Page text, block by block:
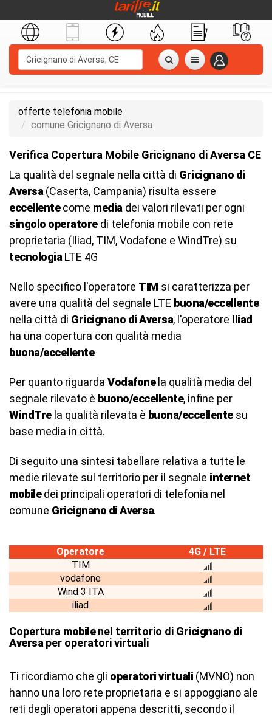
offerte telefonia mobile
comune Gricignano di Aversa
Verifica Copertura Mobile Gricignano di Aversa CE
La qualità del segnale nella città di Gricignano di
Aversa (Caserta, Campania) risulta essere
eccellentecome media dei valori rilevati per ogni
singolo operatoredi telefonia mobile con rete
proprietaria (Iliad, TIM, Vodafone e WindTre) su
tecnologia LTE 4G
Nello specifico l'operatore TIM si caratterizza per
avere una qualità del segnale LTE buona/eccellente
nella città di Gricignano di Aversa, l'operatore Iliad
ha una copertura con qualità media
buona/eccellente
Per quanto riguarda Vodafonela qualità media del
segnale rilevato è buono/eccellente, infine per
WindTrela qualità rilevata è buona/eccellentesu
base media in città.
Di seguito una sintesi tabellare relativa a tutte le
medie rilevate sul territorio per il segnale internet
mobiledei principali operatori di telefonia nel
comune Gricignano di Aversa.
Operatore
4G / LTE
TIM
vodafone
Wind 3 ITA
iliad
Copertura mobilenel territorio di Gricignano di
Aversa per operatori virtuali
Ti ricordiamo che gli operatori virtuali (MVNO) non
hanno una loro rete proprietaria e si appoggiano ale
reti degli operatori appena descritti, secondo il